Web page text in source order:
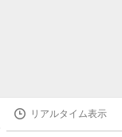
リアルタイム表示